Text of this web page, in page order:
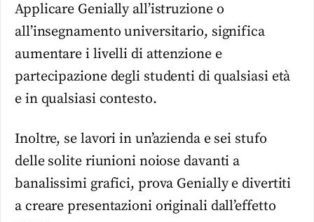
Applicare Genially all’istruzione o
all’insegnamento universitario, significa
aumentare i livelli di attenzione e
partecipazione degli studenti di qualsiasi età
e in qualsiasi contesto.
Inoltre, se lavori in un’azienda e sei stufo
delle solite riunioni noiose davanti a
banalissimi grafici, prova Genially e divertiti
a creare presentazioni originali dall’effetto